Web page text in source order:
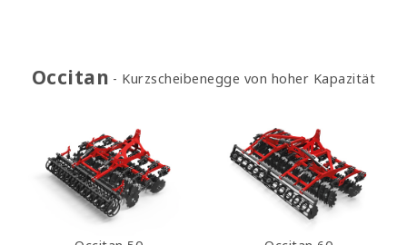
Occitan Kurzscheibenegge von hoher Kapazität